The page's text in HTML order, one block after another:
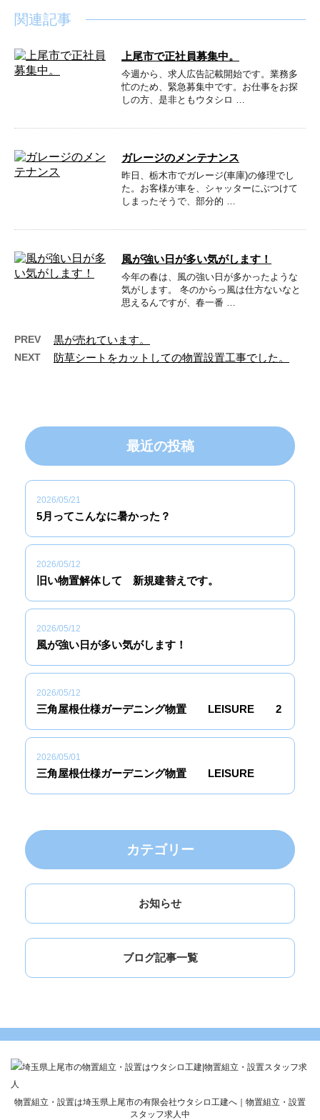
関連記事
上尾市で正社員募集中。
今週から、求人広告記載開始です。業務多
忙のため、緊急募集中です。お仕事をお探
しの方、是非ともウタシロ …
ガレージのメンテナンス
昨日、栃木市でガレージ(車庫)の修理でし
た。お客様が車を、シャッターにぶつけて
しまったそうで、部分的 …
風が強い日が多い気がします！
今年の春は、風の強い日が多かったような
気がします。 冬のからっ風は仕方ないなと
思えるんですが、春一番 …
PREV 黒が売れています。
NEXT 防草シートをカットしての物置設置工事でした。
最近の投稿
2026/05/21
5月ってこんなに暑かった？
2026/05/12
旧い物置解体して 新規建替えです。
2026/05/12
風が強い日が多い気がします！
2026/05/12
三角屋根仕様ガーデニング物置 LEISURE 2
2026/05/01
三角屋根仕様ガーデニング物置 LEISURE
カテゴリー
お知らせ
ブログ記事一覧
物置組立・設置は埼玉県上尾市の有限会社ウタシロ工建へ｜物置組立・設置
スタッフ求人中